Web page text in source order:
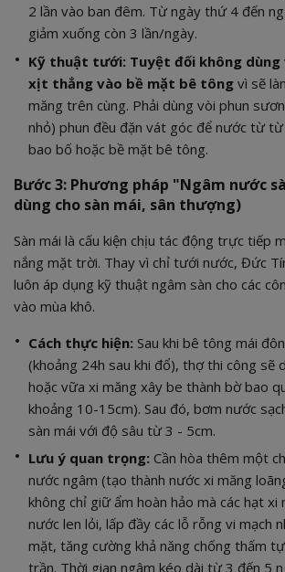
2 lần vào ban đêm. Từ ngày thứ 4 đến
giảm xuống còn 3 lần/ngày.
Kỹ thuật tưới: Tuyệt đối không dùng
xịt thẳng vào bề mặt bê tông vì sẽ
măng trên cùng. Phải dùng vòi phun
nhỏ) phun đều đặn vát góc để nước từ
bao bố hoặc bề mặt bê tông.
Bước 3: Phương pháp "Ngâm nước
dùng cho sàn mái, sân thượng)
Sàn mái là cấu kiện chịu tác động trực tiếp
nắng mặt trời. Thay vì chỉ tưới nước, Đức
luôn áp dụng kỹ thuật ngâm sàn cho các
vào mùa khô.
Cách thực hiện: Sau khi bê tông mái
(khoảng 24h sau khi đổ), thợ thi công sẽ
hoặc vữa xi măng xây be thành bờ bao
khoảng 10-15cm). Sau đó, bơm nước
sàn mái với độ sâu từ 3 - 5cm.
Lưu ý quan trọng: Cần hòa thêm một
nước ngâm (tạo thành nước xi măng
không chỉ giữ ẩm hoàn hảo mà các hạt xi
nước len lỏi, lấp đầy các lỗ rỗng vi mạch
mặt, tăng cường khả năng chống thấm
trần. Thời gian ngâm kéo dài từ 3 đến 5